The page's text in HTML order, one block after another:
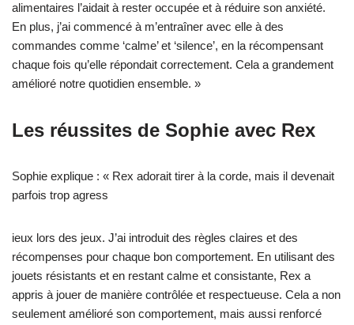
alimentaires l’aidait à rester occupée et à réduire son anxiété.
En plus, j’ai commencé à m’entraîner avec elle à des
commandes comme ‘calme’ et ‘silence’, en la récompensant
chaque fois qu’elle répondait correctement. Cela a grandement
amélioré notre quotidien ensemble. »
Les réussites de Sophie avec Rex
Sophie explique : « Rex adorait tirer à la corde, mais il devenait
parfois trop agress
ieux lors des jeux. J’ai introduit des règles claires et des
récompenses pour chaque bon comportement. En utilisant des
jouets résistants et en restant calme et consistante, Rex a
appris à jouer de manière contrôlée et respectueuse. Cela a non
seulement amélioré son comportement, mais aussi renforcé